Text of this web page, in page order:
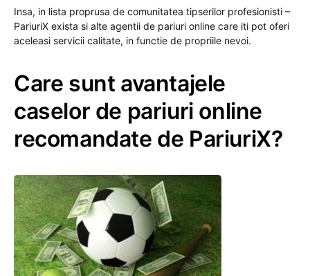
Insa, in lista proprusa de comunitatea tipserilor profesionisti –
PariuriX exista si alte agentii de pariuri online care iti pot oferi
aceleasi servicii calitate, in functie de propriile nevoi.
Care sunt avantajele
caselor de pariuri online
recomandate de PariuriX?